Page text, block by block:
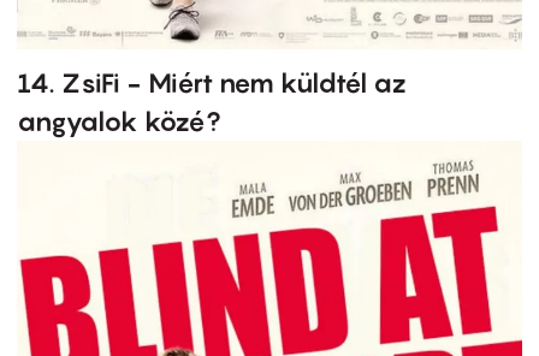
14. ZsiFi - Miért nem küldtél az
angyalok közé?